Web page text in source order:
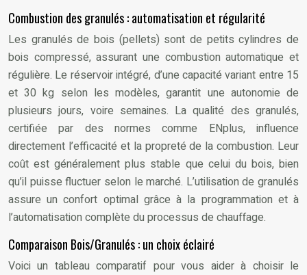
Combustion des granulés : automatisation et régularité
Les granulés de bois (pellets) sont de petits cylindres de
bois compressé, assurant une combustion automatique et
régulière. Le réservoir intégré, d’une capacité variant entre 15
et 30 kg selon les modèles, garantit une autonomie de
plusieurs jours, voire semaines. La qualité des granulés,
certifiée par des normes comme ENplus, influence
directement l’efficacité et la propreté de la combustion. Leur
coût est généralement plus stable que celui du bois, bien
qu’il puisse fluctuer selon le marché. L’utilisation de granulés
assure un confort optimal grâce à la programmation et à
l’automatisation complète du processus de chauffage.
Comparaison Bois/Granulés : un choix éclairé
Voici un tableau comparatif pour vous aider à choisir le